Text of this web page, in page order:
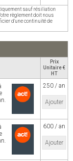
sauf résiliation
règlement doit nous
d'une continuité de
Prix
Unitaire €
HT
250 / an
Ajouter
600 / an
Ajouter